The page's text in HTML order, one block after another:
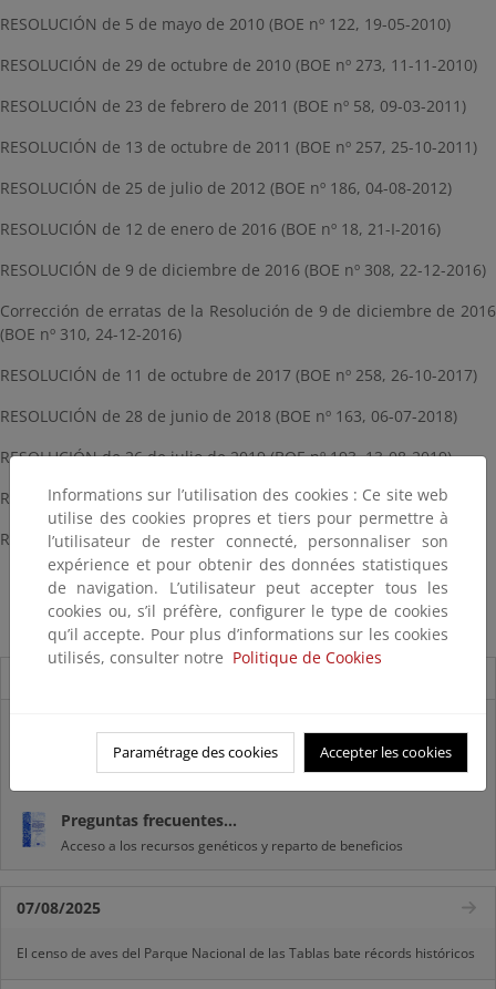
RESOLUCIÓN de 5 de mayo de 2010 (BOE nº 122, 19-05-2010)
RESOLUCIÓN de 29 de octubre de 2010 (BOE nº 273, 11-11-2010)
RESOLUCIÓN de 23 de febrero de 2011 (BOE nº 58, 09-03-2011)
RESOLUCIÓN de 13 de octubre de 2011 (BOE nº 257, 25-10-2011)
RESOLUCIÓN de 25 de julio de 2012 (BOE nº 186, 04-08-2012)
RESOLUCIÓN de 12 de enero de 2016 (BOE nº 18, 21-I-2016)
RESOLUCIÓN de 9 de diciembre de 2016 (BOE nº 308, 22-12-2016)
Corrección de erratas de la Resolución de 9 de diciembre de 2016
(BOE nº 310, 24-12-2016)
RESOLUCIÓN de 11 de octubre de 2017 (BOE nº 258, 26-10-2017)
RESOLUCIÓN de 28 de junio de 2018 (BOE nº 163, 06-07-2018)
RESOLUCIÓN de 26 de julio de 2019 (BOE nº 193, 13-08-2019)
RESOLUCIÓN de 29 de julio de 2019 (BOE nº 225, 19-09-2019)
RESOLUCIÓN de 27 de marzo de 2020 (BOE nº 101, 11-04-2020)
Descarga pdf (108 KB)
El MITECO revisa y actualiza la Lista Patrón de las especies
silvestres presentes en España
Preguntas frecuentes...
Acceso a los recursos genéticos y reparto de beneficios
07/08/2025
El censo de aves del Parque Nacional de las Tablas bate récords históricos
Informations sur l’utilisation des cookies : Ce site web
utilise des cookies propres et tiers pour permettre à
l’utilisateur de rester connecté, personnaliser son
expérience et pour obtenir des données statistiques
de navigation. L’utilisateur peut accepter tous les
cookies ou, s’il préfère, configurer le type de cookies
qu’il accepte. Pour plus d’informations sur les cookies
utilisés, consulter notre Politique de Cookies
Paramétrage des cookies Accepter les cookies